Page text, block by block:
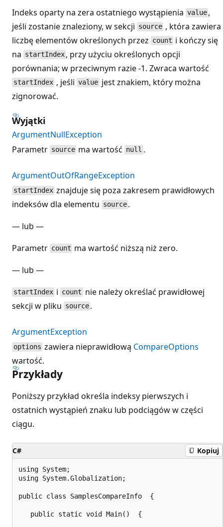
Indeks oparty na zera ostatniego wystąpienia value ,
jeśli zostanie znaleziony, w sekcji source , która zawiera
liczbę elementów określonych przez count i kończy się
na startIndex , przy użyciu określonych opcji
porównania; w przeciwnym razie -1. Zwraca wartość
startIndex , jeślivaluejest znakiem, który można
zignorować.
Wyjątki
ArgumentNullException
Parametr source ma wartość null .
ArgumentOutOfRangeException
startIndex znajduje się poza zakresem prawidłowych
indeksów dla elementu source .
— lub —
Parametr count ma wartość niższą niż zero.
— lub —
startIndex i count nie należy określać prawidłowej
sekcji w pliku source .
ArgumentException
options zawiera nieprawidłową CompareOptions
wartość.
Przykłady
Poniższy przykład określa indeksy pierwszych i
ostatnich wystąpień znaku lub podciągów w części
ciągu.
C# Kopiuj
using System;
using System.Globalization;
public class SamplesCompareInfo  {
   public static void Main()  {